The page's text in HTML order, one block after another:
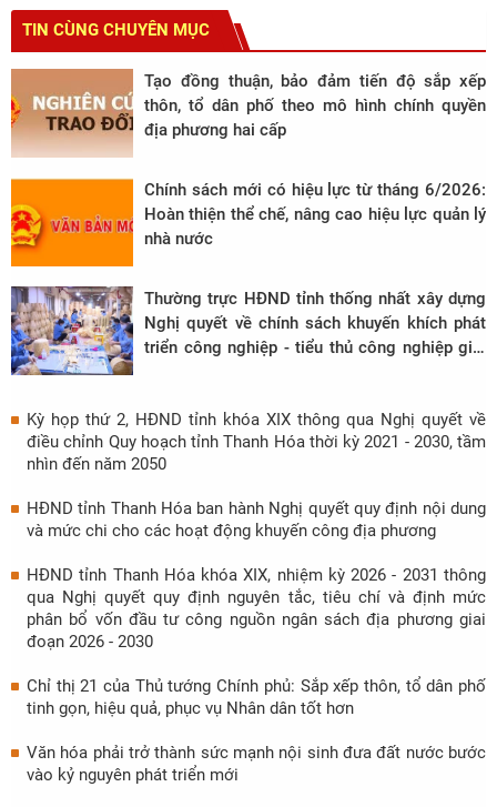
TIN CÙNG CHUYÊN MỤC
Tạo đồng thuận, bảo đảm tiến độ sắp xếp
thôn, tổ dân phố theo mô hình chính quyền
địa phương hai cấp
Chính sách mới có hiệu lực từ tháng 6/2026:
Hoàn thiện thể chế, nâng cao hiệu lực quản lý
nhà nước
Thường trực HĐND tỉnh thống nhất xây dựng
Nghị quyết về chính sách khuyến khích phát
triển công nghiệp - tiểu thủ công nghiệp giai
Kỳ họp thứ 2, HĐND tỉnh khóa XIX thông qua Nghị quyết về
điều chỉnh Quy hoạch tỉnh Thanh Hóa thời kỳ 2021 - 2030, tầm
nhìn đến năm 2050
HĐND tỉnh Thanh Hóa ban hành Nghị quyết quy định nội dung
và mức chi cho các hoạt động khuyến công địa phương
HĐND tỉnh Thanh Hóa khóa XIX, nhiệm kỳ 2026 - 2031 thông
qua Nghị quyết quy định nguyên tắc, tiêu chí và định mức
phân bổ vốn đầu tư công nguồn ngân sách địa phương giai
đoạn 2026 - 2030
Chỉ thị 21 của Thủ tướng Chính phủ: Sắp xếp thôn, tổ dân phố
tinh gọn, hiệu quả, phục vụ Nhân dân tốt hơn
Văn hóa phải trở thành sức mạnh nội sinh đưa đất nước bước
vào kỷ nguyên phát triển mới